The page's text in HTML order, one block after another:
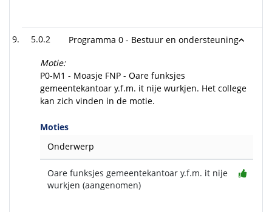
5.0.2
Programma 0 - Bestuur en ondersteuning
Motie:
P0-M1 - Moasje FNP - Oare funksjes
gemeentekantoar y.f.m. it nije wurkjen. Het college
kan zich vinden in de motie.
Moties
Onderwerp
Oare funksjes gemeentekantoar y.f.m. it nije
wurkjen (aangenomen)